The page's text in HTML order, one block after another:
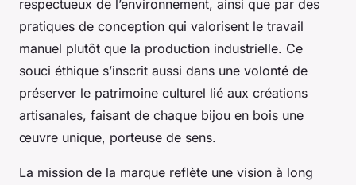
respectueux de l’environnement, ainsi que par des
pratiques de conception qui valorisent le travail
manuel plutôt que la production industrielle. Ce
souci éthique s’inscrit aussi dans une volonté de
préserver le patrimoine culturel lié aux créations
artisanales, faisant de chaque bijou en bois une
œuvre unique, porteuse de sens.
La mission de la marque reflète une vision à long